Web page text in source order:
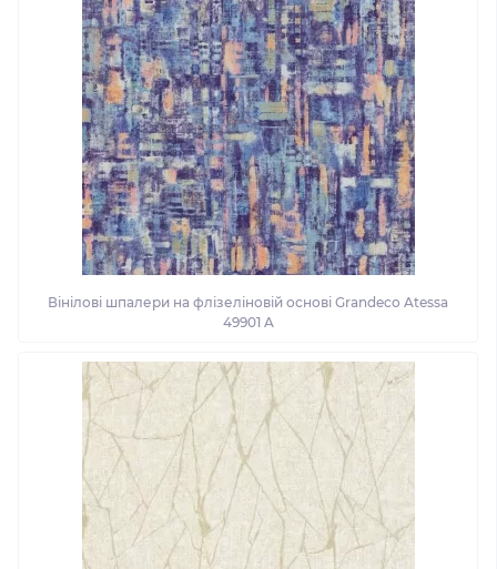
Вінілові шпалери на флізеліновій основі Grandeco Atessa
49901 A